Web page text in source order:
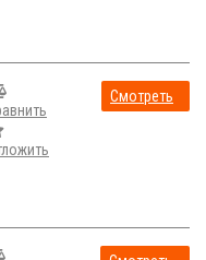
Смотреть
стоимость